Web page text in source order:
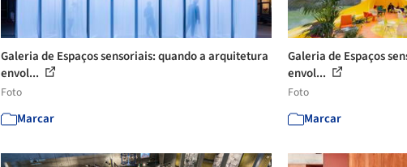
Galeria de Espaços sensoriais: quando a arquitetura
envol...
Foto
Marcar
Galeria de Espaços
envol...
Foto
Marcar